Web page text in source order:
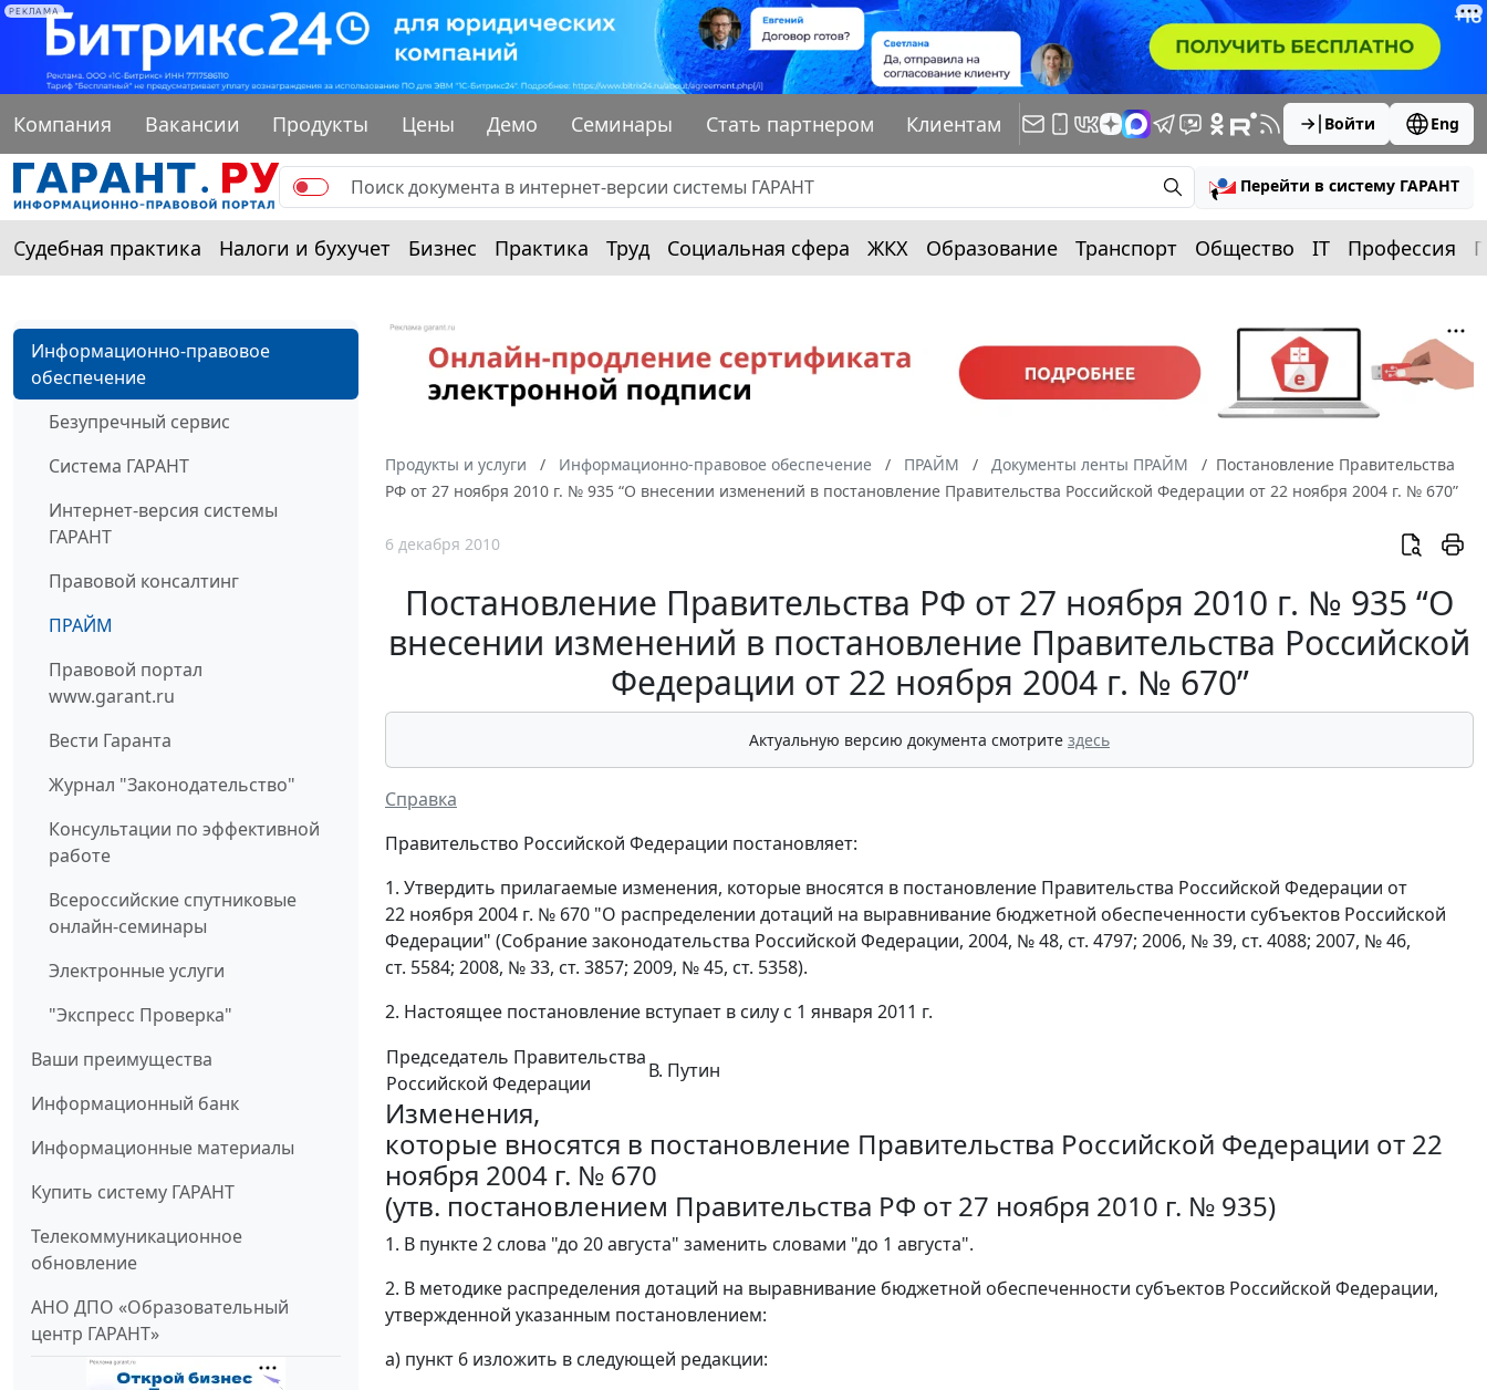
РЕКЛАМА
Компания Вакансии Продукты Цены Демо Семинары Стать партнером Клиентам Войти Eng
Перейти в систему ГАРАНТ
Судебная практика Налоги и бухучет Бизнес Практика Труд Социальная сфера ЖКХ Образование Транспорт Общество IT Профессия
Информационно-правовое
обеспечение
Безупречный сервис
Система ГАРАНТ
Интернет-версия системы
ГАРАНТ
Правовой консалтинг
ПРАЙМ
Правовой портал
www.garant.ru
Вести Гаранта
Журнал "Законодательство"
Консультации по эффективной
работе
Всероссийские спутниковые
онлайн-семинары
Электронные услуги
"Экспресс Проверка"
Ваши преимущества
Информационный банк
Информационные материалы
Купить систему ГАРАНТ
Телекоммуникационное
обновление
АНО ДПО «Образовательный
центр ГАРАНТ»
Продукты и услуги Информационно-правовое обеспечение ПРАЙМ Документы ленты ПРАЙМ
Постановление Правительства
РФ от 27 ноября 2010 г. № 935 “О внесении изменений в постановление Правительства Российской Федерации от 22 ноября 2004 г. № 670”
6 декабря 2010
Постановление Правительства РФ от 27 ноября 2010 г. № 935 “О
внесении изменений в постановление Правительства Российской
Федерации от 22 ноября 2004 г. № 670”
Актуальную версию документа смотрите здесь
Справка
Правительство Российской Федерации постановляет:
1. Утвердить прилагаемые изменения, которые вносятся в постановление Правительства Российской Федерации от
22 ноября 2004 г. № 670 "О распределении дотаций на выравнивание бюджетной обеспеченности субъектов Российской
Федерации" (Собрание законодательства Российской Федерации, 2004, № 48, ст. 4797; 2006, № 39, ст. 4088; 2007, № 46,
ст. 5584; 2008, № 33, ст. 3857; 2009, № 45, ст. 5358).
2. Настоящее постановление вступает в силу с 1 января 2011 г.
Председатель Правительства
Российской Федерации
В. Путин
Изменения,
которые вносятся в постановление Правительства Российской Федерации от 22
ноября 2004 г. № 670
(утв. постановлением Правительства РФ от 27 ноября 2010 г. № 935)
1. В пункте 2 слова "до 20 августа" заменить словами "до 1 августа".
2. В методике распределения дотаций на выравнивание бюджетной обеспеченности субъектов Российской Федерации,
утвержденной указанным постановлением:
а) пункт 6 изложить в следующей редакции: